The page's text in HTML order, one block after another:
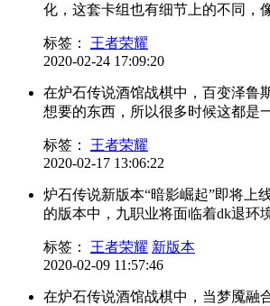
化，这套卡组也有细节上的不同，
标签：
王者荣耀
2020-02-24 17:09:20
在炉石传说酒馆战棋中，百变泽鲁
想要的东西，所以很多时候这都是
标签：
王者荣耀
2020-02-17 13:06:22
炉石传说新版本“暗影崛起”即将上
的版本中，九职业将面临着dk退环
标签： 王者荣耀 新版本
2020-02-09 11:57:46
在炉石传说酒馆战棋中，当梦魇融